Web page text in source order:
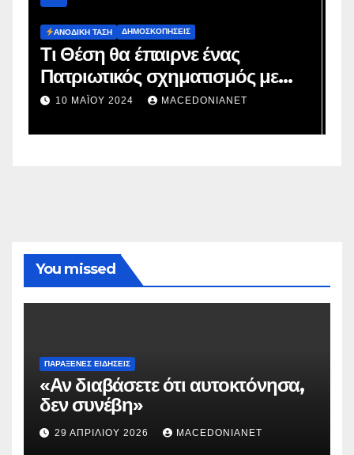
ΔΗΜΟΣΚΟΠΉΣΕΙΣ
Ευρωεκλογές 2024: Πρόθεση
Ψήφου
2 ΜΑΪ́ΟΥ 2024 MACEDONIANET
You missed
ΠΑΡΆΞΕΝΕΣ ΕΙΔΉΣΕΙΣ
«Αν διαβάσετε ότι αυτοκτόνησα,
δεν συνέβη»
29 ΑΠΡΙΛΊΟΥ 2026 MACEDONIANET